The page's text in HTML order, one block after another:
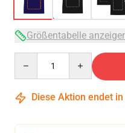
Größentabelle
Diese Aktion endet in